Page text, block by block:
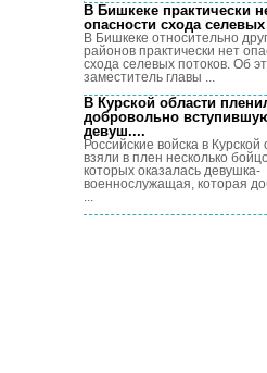
В Бишкеке практически
опасности схода
В Бишкеке относительно
районов практически нет
схода селевых потоков. Об
заместитель главы ...
В Курской области
добровольно
девуш....
Российские войска в Курской
взяли в плен несколько
которых оказалась девушка-
военнослужащая, которая
...